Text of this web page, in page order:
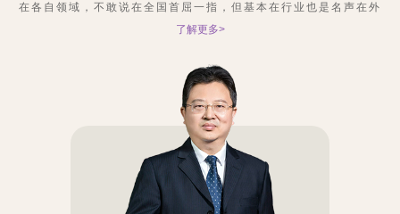
在各自领域，不敢说在全国首屈一指，但基本在行业也是名声在外
了解更多>